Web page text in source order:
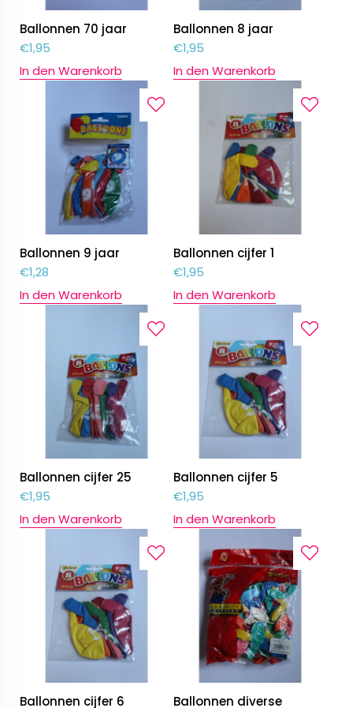
Ballonnen 70 jaar
€1,95
In den Warenkorb
Ballonnen 8 jaar
€1,95
In den Warenkorb
Ballonnen 9 jaar
€1,28
In den Warenkorb
Ballonnen cijfer 1
€1,95
In den Warenkorb
Ballonnen cijfer 25
€1,95
In den Warenkorb
Ballonnen cijfer 5
€1,95
In den Warenkorb
Ballonnen cijfer 6 Ballonnen diverse